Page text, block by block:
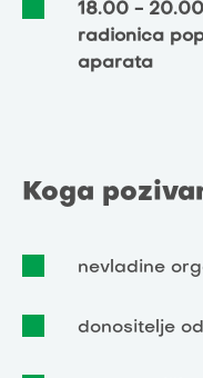
18.00 -
radionica
aparata
Koga
nevladine
donositelje